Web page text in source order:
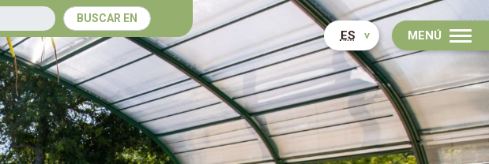
ES MENÚ
BUSCAR EN